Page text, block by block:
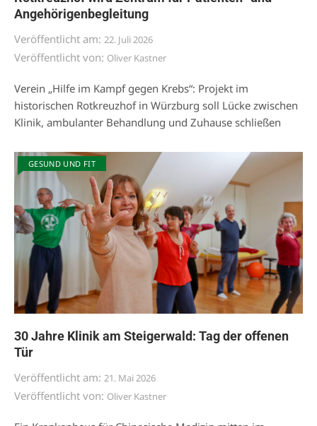
Angehörigenbegleitung
Veröffentlicht am: 22. Juli 2026
Veröffentlicht von: Oliver Kastner
Verein „Hilfe im Kampf gegen Krebs“: Projekt im
historischen Rotkreuzhof in Würzburg soll Lücke zwischen
Klinik, ambulanter Behandlung und Zuhause schließen
GESUND UND FIT
30 Jahre Klinik am Steigerwald: Tag der offenen
Tür
Veröffentlicht am: 21. Mai 2026
Veröffentlicht von: Oliver Kastner